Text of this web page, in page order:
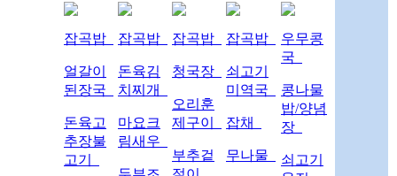
잡곡밥
얼갈이
된장국
돈육고
추장불
고기
잡곡밥
돈육김
치찌개
마요크
림새우
잡곡밥
청국장
오리훈
제구이
부추겉
잡곡밥
쇠고기
미역국
잡채
무나물
우무콩
국
콩나물
밥/양념
장
쇠고기